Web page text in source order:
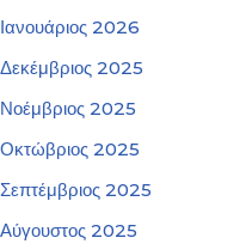
Ιανουάριος 2026
Δεκέμβριος 2025
Νοέμβριος 2025
Οκτώβριος 2025
Σεπτέμβριος 2025
Αύγουστος 2025